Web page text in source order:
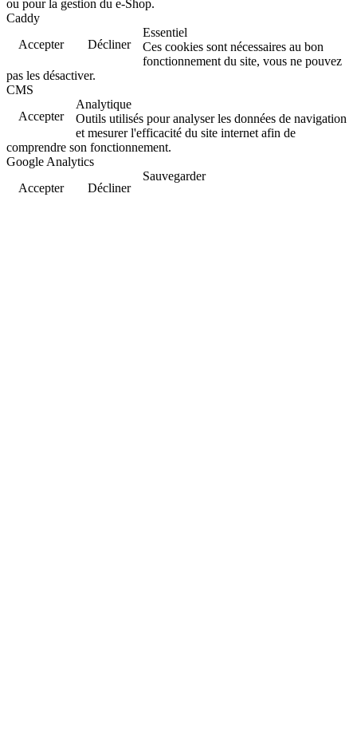
ou pour la gestion du e-Shop.
Caddy
Accepter
Décliner
Essentiel
Ces cookies sont nécessaires au bon
fonctionnement du site, vous ne pouvez
pas les désactiver.
CMS
Accepter
Analytique
Outils utilisés pour analyser les données de navigation
et mesurer l'efficacité du site internet afin de
comprendre son fonctionnement.
Google Analytics
Accepter
Décliner
Sauvegarder